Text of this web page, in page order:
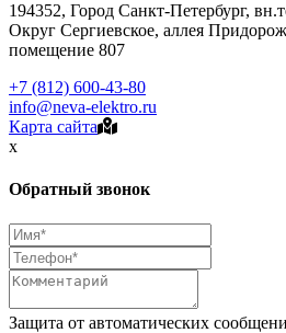
194352, Город Санкт-Петербург,
Округ Сергиевское, аллея
помещение 807
+7 (812) 600-43-80
info@neva-elektro.ru
Карта сайта
x
Обратный звонок
Защита от автоматических